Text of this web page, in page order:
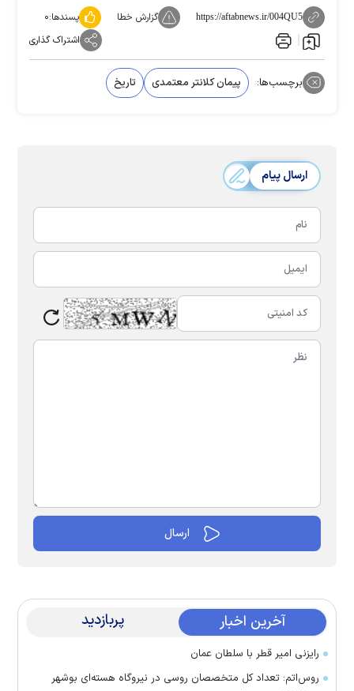
https://aftabnews.ir/004QU5 گزارش خطا پسندها:۰
اشتراک گذاری
برچسب‌ها: پیمان کلانتر معتمدی تاریخ
ارسال پیام
آخرین اخبار پربازدید
رایزنی امیر قطر با سلطان عمان
روس‌اتم: تعداد کل متخصصان روسی در نیروگاه هسته‌ای بوشهر